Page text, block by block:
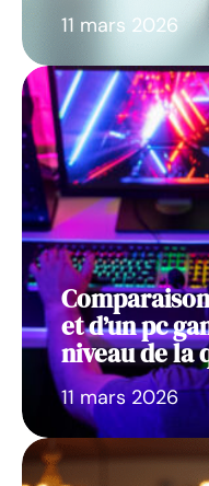
11 mars 2026
et d’un pc
niveau de la
11 mars 2026